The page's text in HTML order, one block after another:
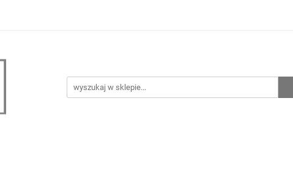
WYCENA ZESTAWÓW